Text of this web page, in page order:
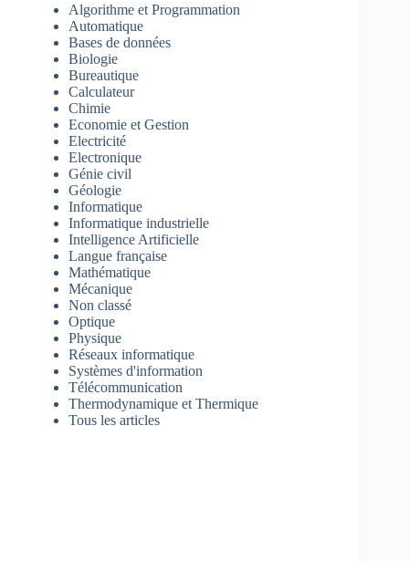
Algorithme et Programmation
Automatique
Bases de données
Biologie
Bureautique
Calculateur
Chimie
Economie et Gestion
Electricité
Electronique
Génie civil
Géologie
Informatique
Informatique industrielle
Intelligence Artificielle
Langue française
Mathématique
Mécanique
Non classé
Optique
Physique
Réseaux informatique
Systèmes d'information
Télécommunication
Thermodynamique et Thermique
Tous les articles